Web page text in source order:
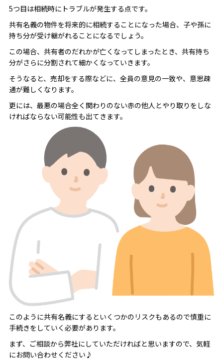
5つ目は相続時にトラブルが発生する点です。
共有名義の物件を将来的に相続することになった場合、子や孫に
持ち分が受け継がれることになるでしょう。
この場合、共有者のだれかが亡くなってしまったとき、共有持ち
分がさらに分割されて細かくなっていきます。
そうなると、売却をする際などに、全員の意見の一致や、意思疎
通が難しくなります。
更には、最悪の場合全く関わりのない赤の他人とやり取りをしな
ければならない可能性も出てきます。
このように共有名義にするといくつかのリスクもあるので慎重に
手続きをしていく必要があります。
まず、ご相談から弊社にしていただければと思いますので、気軽
にお問い合わせください♪